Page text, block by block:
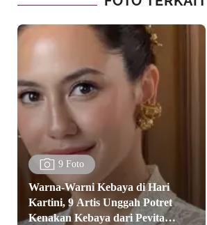
9 Foto
Warna-Warni Kebaya di Hari
Kartini, 9 Artis Unggah Potret
Kenakan Kebaya dari Pevita